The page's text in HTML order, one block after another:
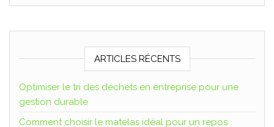
ARTICLES RÉCENTS
Optimiser le tri des déchets en entreprise pour une
gestion durable
Comment choisir le matelas idéal pour un repos